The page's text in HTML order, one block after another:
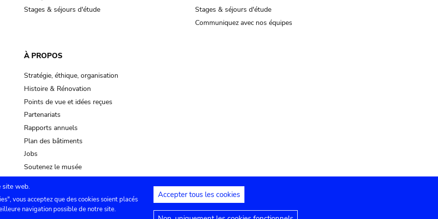
Stages & séjours d'étude
Stages & séjours d'étude
Communiquez avec nos équipes
À PROPOS
Stratégie, éthique, organisation
Histoire & Rénovation
Points de vue et idées reçues
Partenariats
Rapports annuels
Plan des bâtiments
Jobs
Soutenez le musée
Contact Paramètres de confidentialité Mentions juridiques Déclaration d'accessibilité
site web.
vous acceptez que des cookies soient placés
navigation possible de notre site.
Accepter tous les cookies